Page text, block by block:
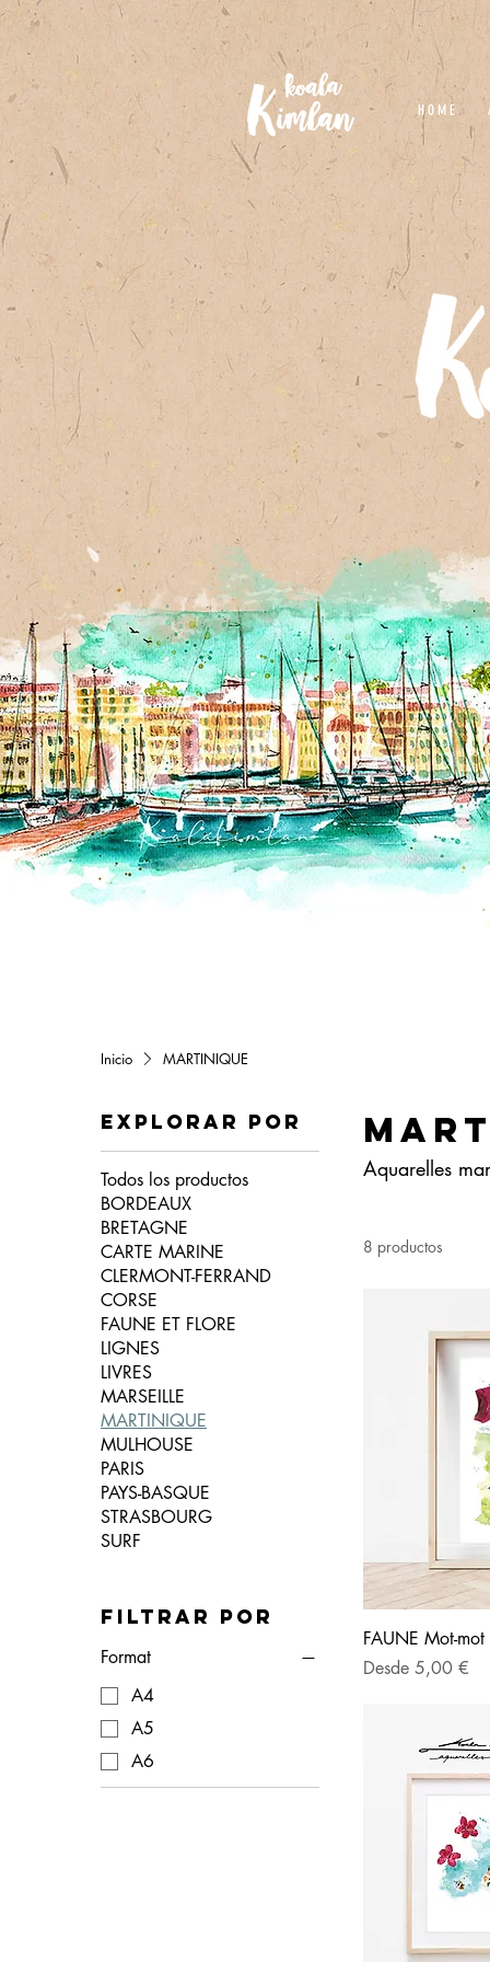
H O M E
Inicio MARTINIQUE
Explorar por
Todos los productos
BORDEAUX
BRETAGNE
CARTE MARINE
CLERMONT-FERRAND
CORSE
FAUNE ET FLORE
LIGNES
LIVRES
MARSEILLE
MARTINIQUE
MULHOUSE
PARIS
PAYS-BASQUE
STRASBOURG
SURF
Filtrar por
Format
A4
A5
A6
Aquarelles
8 productos
FAUNE Mot-
Desde 5,00 €
Precio de oferta